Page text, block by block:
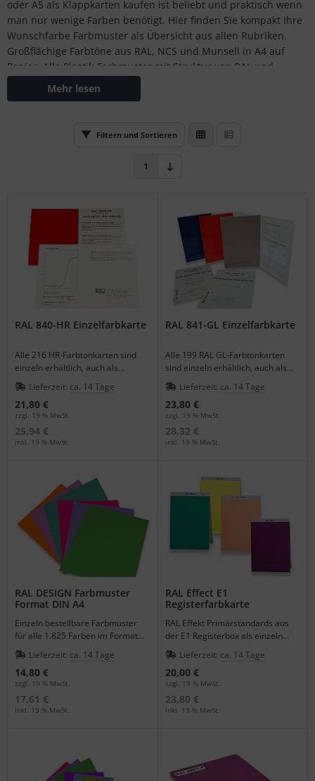
oder A5 als Klappkarten kaufen ist beliebt und praktisch wenn
man nur wenige Farben benötigt. Hier finden Sie kompakt Ihre
Wunschfarbe Farbmuster als Übersicht aus allen Rubriken.
Großflächige Farbtöne aus RAL, NCS und Munsell in A4 auf
Papier. Alle Plastik-Farbmuster mit Struktur von RAL und
Pantone. Einzelne FHI Textilfarbmuster von Pantone sowie die
Ersatzseiten für aktuelle PANTONE Ringbücher mit Farbchips
Treffen Sie ihre Farbauswahl aus dem entsprechenden
Farbmustern Ihre eigene Farbpalette zusammen.
Mehr lesen
Filtern und Sortieren
1
RAL 840-HR Einzelfarbkarte
Alle 216 HR-Farbtonkarten sind
einzeln erhältlich, auch als
Ersatzkarte für die 840 HR-
Registerbox.
Lieferzeit: ca. 14 Tage
21,80 €
zzgl. 19 % MwSt.
25,94 €
inkl. 19 % MwSt.
RAL 841-GL Einzelfarbkarte
Alle 199 RAL GL-Farbtonkarten
sind einzeln erhältlich, auch als
Ersatzkarte für die Registerbox.
Lieferzeit: ca. 14 Tage
23,80 €
zzgl. 19 % MwSt.
28,32 €
inkl. 19 % MwSt.
RAL DESIGN Farbmuster
Format DIN A4
Einzeln bestellbare Farbmuster
für alle 1.825 Farben im Format
21,0 x 29,7 cm für die großflächige
Farbabmusterung.
Lieferzeit: ca. 14 Tage
14,80 €
zzgl. 19 % MwSt.
17,61 €
inkl. 19 % MwSt.
RAL Effect E1
Registerfarbkarte
RAL Effekt Primärstandards aus
der E1 Registerbox als einzeln
bestellbare Farbkarte DIN A6.
Lieferzeit: ca. 14 Tage
20,00 €
zzgl. 19 % MwSt.
23,80 €
inkl. 19 % MwSt.
(Natural Colour System)